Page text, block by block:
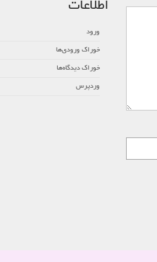
اطلاعات
ورود
خوراک ورودی‌ها
خوراک دیدگاه‌ها
وردپرس